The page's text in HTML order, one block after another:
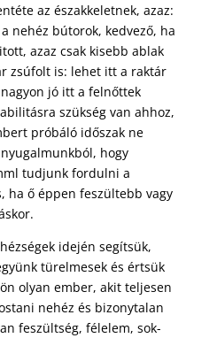
az északkeletnek, azaz:
nehéz bútorok, kedvező, ha
azaz csak kisebb ablak
zsúfolt is: lehet itt a raktár
jó itt a felnőttek
szükség van ahhoz,
próbáló időszak ne
hogy
tudjunk fordulni a
ha ő éppen feszültebb vagy
idején segítsük,
türelmesek és értsük
olyan ember, akit teljesen
nehéz és bizonytalan
feszültség, félelem, sok-